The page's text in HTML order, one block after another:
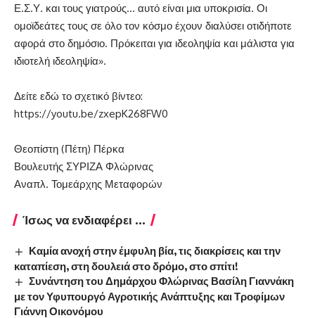
Ε.Σ.Υ. και τους γιατρούς… αυτό είναι μια υποκρισία. Οι
ομοϊδεάτες τους σε όλο τον κόσμο έχουν διαλύσει οτιδήποτε
αφορά στο δημόσιο. Πρόκειται για ιδεοληψία και μάλιστα για
ιδιοτελή ιδεοληψία».
Δείτε εδώ το σχετικό βίντεο:
https://youtu.be/zxepK268FW0
Θεοπίστη (Πέτη) Πέρκα
Βουλευτής ΣΥΡΙΖΑ Φλώρινας
Αναπλ. Τομεάρχης Μεταφορών
Ίσως να ενδιαφέρει ...
Καμία ανοχή στην έμφυλη βία, τις διακρίσεις και την
καταπίεση, στη δουλειά στο δρόμο, στο σπίτι!
Συνάντηση του Δημάρχου Φλώρινας Βασίλη Γιαννάκη
με τον Υφυπουργό Αγροτικής Ανάπτυξης και Τροφίμων
Γιάννη Οικονόμου